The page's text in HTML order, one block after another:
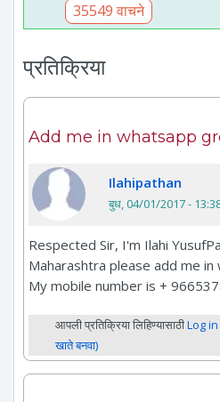
35549 वाचने
प्रतिक्रिया
Add me in whatsapp
Ilahipathan
बुध, 04/01/2017 -
Respected Sir, I'm Ilahi
Maharashtra please add me
My mobile number is +
आपली प्रतिक्रिया लिहिण्यासाठीLog in
खाते बनवा)